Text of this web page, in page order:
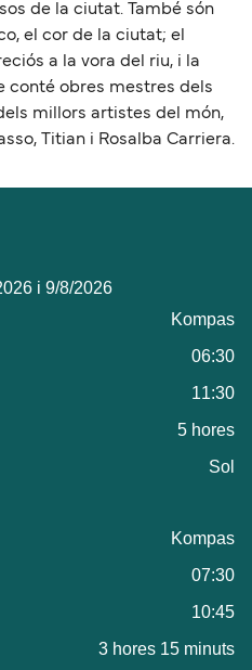
de la ciutat. També són
el cor de la ciutat; el
a la vora del riu, i la
conté obres mestres dels
millors artistes del món,
Titian i Rosalba Carriera.
i 9/8/2026
Kompas
06:30
11:30
5 hores
Sol
Kompas
07:30
10:45
3 hores 15 minuts